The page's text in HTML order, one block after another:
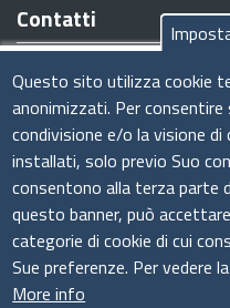
Contatti
Cagliari (CA)
Tel:070.34961
Codice Fiscale e Partita
E-Mail:
Pec:
Sito web: www.csimprese.it
Questo sito utilizza cookie
anonimizzati. Per
condivisione e/o la visione
installati, solo previo Suo
consentono alla terza parte
questo banner, può
categorie di cookie di cui
Sue preferenze. Per vedere
More info